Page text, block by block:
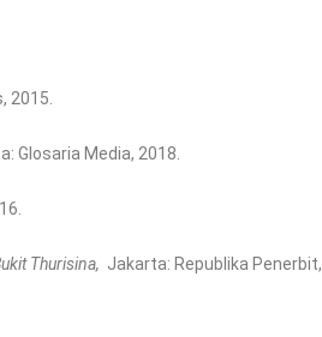
2015.
Glosaria Media, 2018.
Thurisina, Jakarta: Republika Penerbit,